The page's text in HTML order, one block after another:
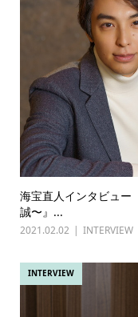
海宝直人インタビュ
誠〜』...
2021.02.02 INTERVIEW
INTERVIEW